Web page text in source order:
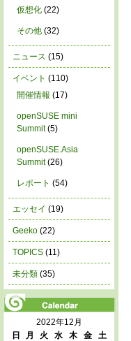
仮想化 (22)
その他 (32)
ニュース (15)
イベント (110)
開催情報 (17)
openSUSE mini
Summit(5)
openSUSE.Asia
Summit(26)
レポート (54)
エッセイ (19)
Geeko (22)
TOPICS (11)
未分類 (35)
2022年12月
日
月 火 水 木 金
土